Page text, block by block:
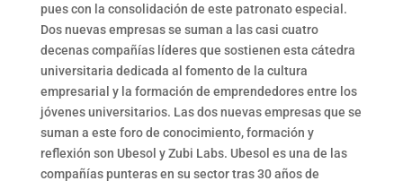
pues con la consolidación de este patronato especial.
Dos nuevas empresas se suman a las casi cuatro
decenas compañías líderes que sostienen esta cátedra
universitaria dedicada al fomento de la cultura
empresarial y la formación de emprendedores entre los
jóvenes universitarios. Las dos nuevas empresas que se
suman a este foro de conocimiento, formación y
reflexión son Ubesol y Zubi Labs. Ubesol es una de las
compañías punteras en su sector tras 30 años de